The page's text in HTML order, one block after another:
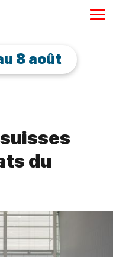
8 août
du